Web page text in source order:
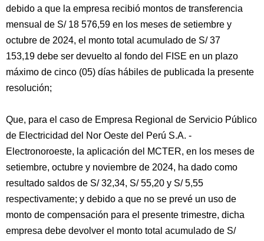
debido a que la empresa recibió montos de transferencia
mensual de S/ 18 576,59 en los meses de setiembre y
octubre de 2024, el monto total acumulado de S/ 37
153,19 debe ser devuelto al fondo del FISE en un plazo
máximo de cinco (05) días hábiles de publicada la presente
resolución;
Que, para el caso de Empresa Regional de Servicio Público
de Electricidad del Nor Oeste del Perú S.A. -
Electronoroeste, la aplicación del MCTER, en los meses de
setiembre, octubre y noviembre de 2024, ha dado como
resultado saldos de S/ 32,34, S/ 55,20 y S/ 5,55
respectivamente; y debido a que no se prevé un uso de
monto de compensación para el presente trimestre, dicha
empresa debe devolver el monto total acumulado de S/